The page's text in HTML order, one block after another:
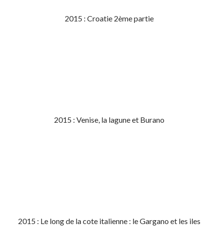
2015 : Croatie 2ème partie
2015 : Venise, la lagune et Burano
2015 : Le long de la cote italienne : le Gargano et les iles